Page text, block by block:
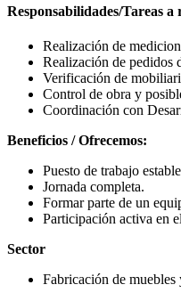
Responsabilidades/Tareas a
Realización de
Realización de pedidos
Verificación de
Control de obra y
Coordinación con
Beneficios / Ofrecemos:
Puesto de trabajo
Jornada completa.
Formar parte de un
Participación activa en
Sector
Fabricación de muebles